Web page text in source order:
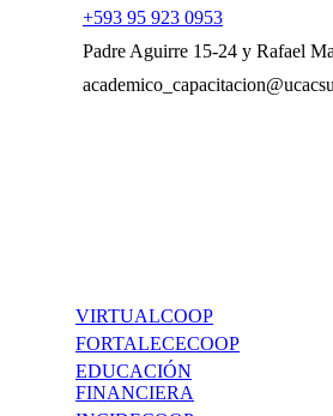
+593 95 923 0953
Padre Aguirre 15-24 y Rafael
VIRTUALCOOP
FORTALECECOOP
EDUCACIÓN
FINANCIERA